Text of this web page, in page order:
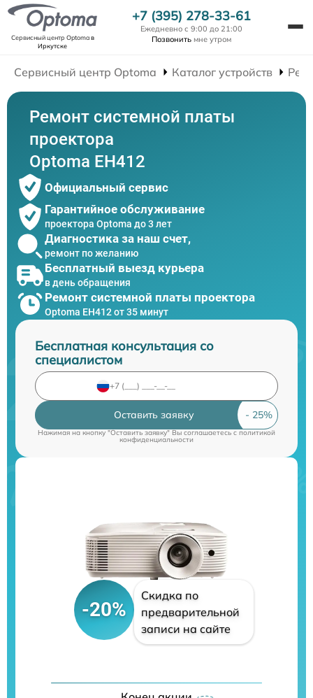
Сервисный центр Optomaв
Иркутске
+7 (395) 278-33-61
Ежедневно с 9:00 до 21:00
Позвонить мне утром
Сервисный центр Optoma Каталог устройств
Ремонт системной платы
проектора
Optoma EH412
Официальный сервис
Гарантийное обслуживание
проектора Optoma до 3 лет
Диагностика за наш счет,
ремонт по желанию
Бесплатный выезд курьера
в день обращения
Ремонт системной платы проектора
Optoma EH412 от 35 минут
Бесплатная консультация со
специалистом
Оставить заявку
Нажимая на кнопку "Оставить заявку" Вы соглашаетесь cполитикой
конфиденциальности
-20%
Скидка по
предварительной
записи на сайте